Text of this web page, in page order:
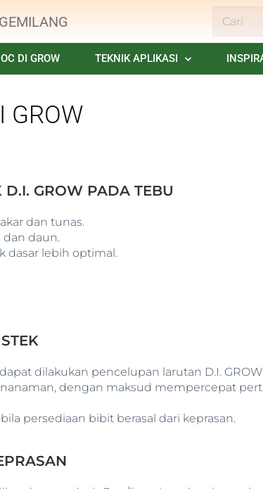
DI GROW TEKNIK APLIKASI
GROW
GROW PADA TEBU
dan tunas.
daun.
dasar lebih optimal.
dilakukan pencelupan larutan D.I.
dengan maksud mempercepat
persediaan bibit berasal dari keprasan.